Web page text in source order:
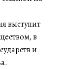
выступит
в
и